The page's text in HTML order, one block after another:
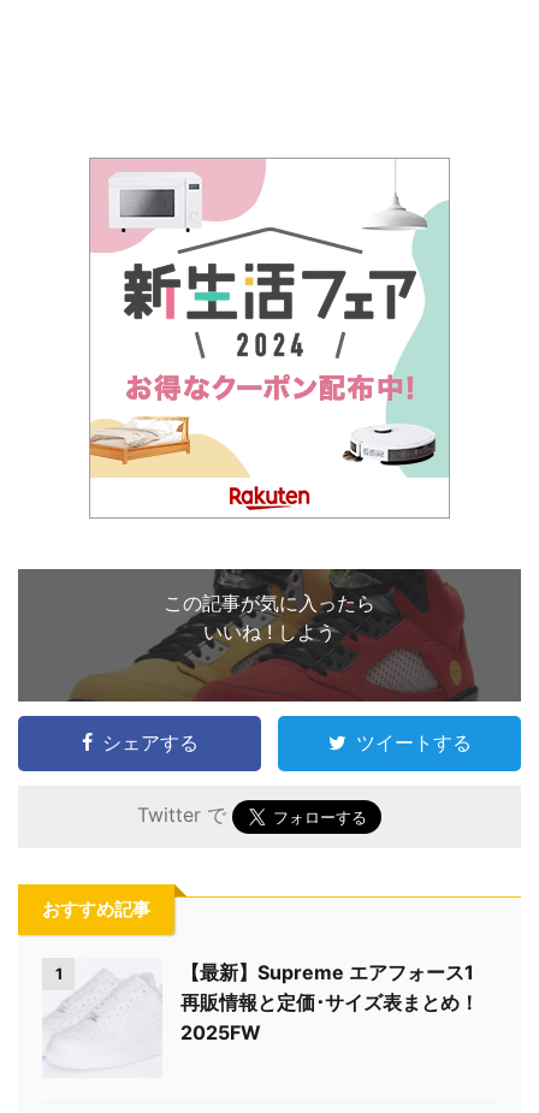
この記事が気に入ったら
いいね ! しよう
シェアする ツイートする
Twitter で
おすすめ記事
1
【最新】Supreme エアフォース1
再販情報と定価･サイズ表まとめ！
2025FW